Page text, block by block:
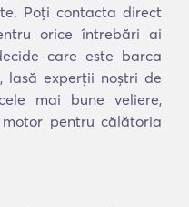
Poți contacta direct
orice întrebări ai
care este barca
lasă experții noștri de
mai bune veliere,
pentru călătoria